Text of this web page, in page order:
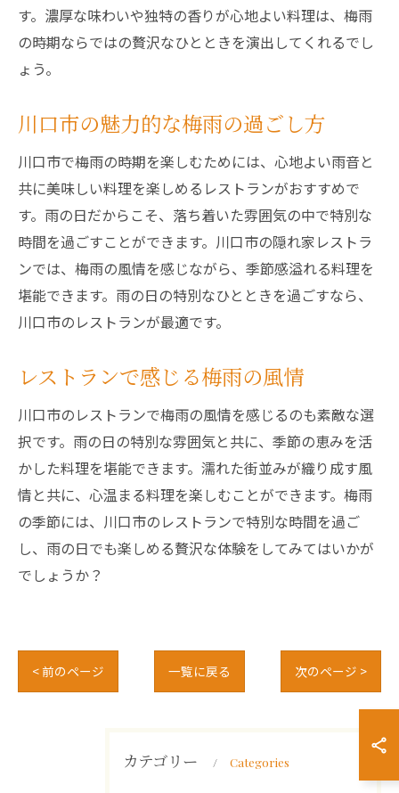
す。濃厚な味わいや独特の香りが心地よい料理は、梅雨
の時期ならではの贅沢なひとときを演出してくれるでし
ょう。
川口市の魅力的な梅雨の過ごし方
川口市で梅雨の時期を楽しむためには、心地よい雨音と
共に美味しい料理を楽しめるレストランがおすすめで
す。雨の日だからこそ、落ち着いた雰囲気の中で特別な
時間を過ごすことができます。川口市の隠れ家レストラ
ンでは、梅雨の風情を感じながら、季節感溢れる料理を
堪能できます。雨の日の特別なひとときを過ごすなら、
川口市のレストランが最適です。
レストランで感じる梅雨の風情
川口市のレストランで梅雨の風情を感じるのも素敵な選
択です。雨の日の特別な雰囲気と共に、季節の恵みを活
かした料理を堪能できます。濡れた街並みが織り成す風
情と共に、心温まる料理を楽しむことができます。梅雨
の季節には、川口市のレストランで特別な時間を過ご
し、雨の日でも楽しめる贅沢な体験をしてみてはいかが
でしょうか？
< 前のページ 一覧に戻る 次のページ >
カテゴリー Categories